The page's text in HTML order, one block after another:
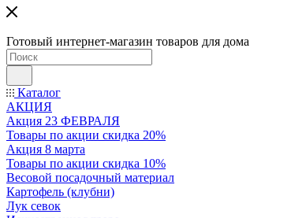
Готовый интернет-магазин товаров для дома
Каталог
АКЦИЯ
Акция 23 ФЕВРАЛЯ
Товары по акции скидка 20%
Акция 8 марта
Товары по акции скидка 10%
Весовой посадочный материал
Картофель (клубни)
Лук севок